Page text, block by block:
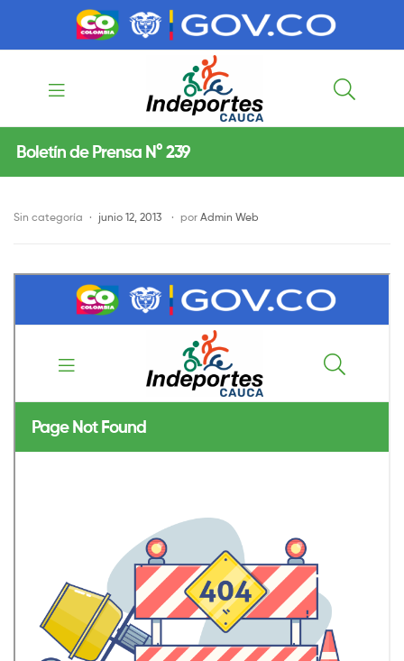
Indeportes
Cauca
Boletín de Prensa N° 239
Sin categoría junio 12, 2013 por Admin Web